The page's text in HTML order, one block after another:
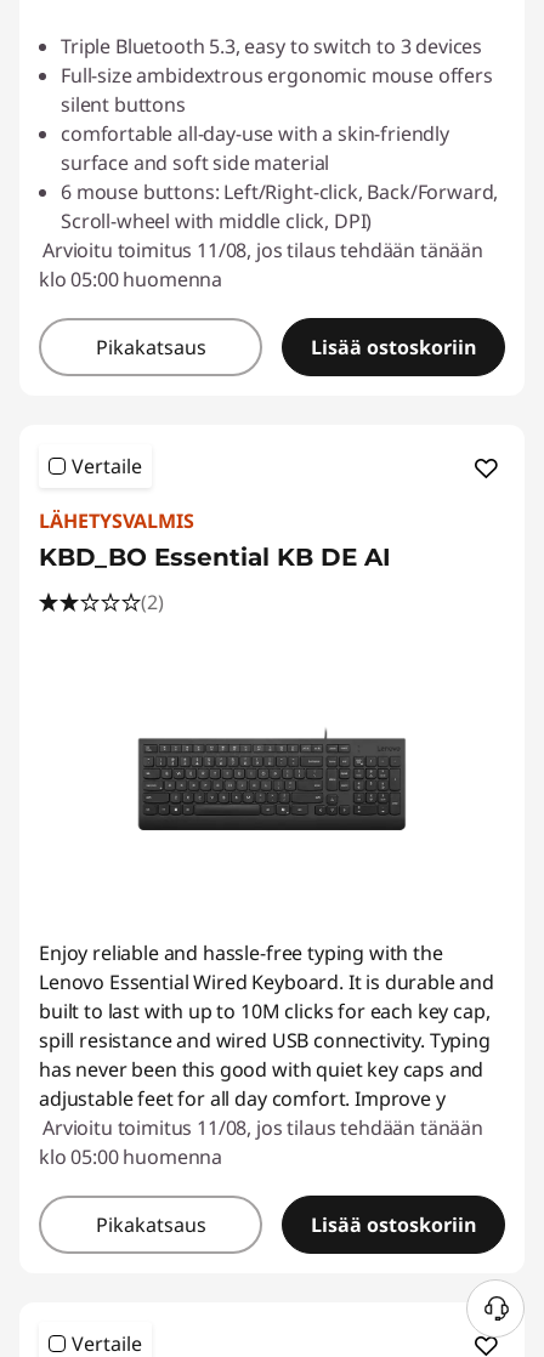
Triple Bluetooth 5.3, easy to switch to 3 devices
Full-size ambidextrous ergonomic mouse offers
silent buttons
comfortable all-day-use with a skin-friendly
surface and soft side material
6 mouse buttons: Left/Right-click, Back/Forward,
Scroll-wheel with middle click, DPI)
Arvioitu toimitus 11/08, jos tilaus tehdään tänään
klo 05:00 huomenna
Pikakatsaus Lisää ostoskoriin
Vertaile
LÄHETYSVALMIS
KBD_BO Essential KB DE AI
(2)
Enjoy reliable and hassle-free typing with the
Lenovo Essential Wired Keyboard. It is durable and
built to last with up to 10M clicks for each key cap,
spill resistance and wired USB connectivity. Typing
has never been this good with quiet key caps and
adjustable feet for all day comfort. Improve y
Arvioitu toimitus 11/08, jos tilaus tehdään tänään
klo 05:00 huomenna
Pikakatsaus Lisää ostoskoriin
Vertaile